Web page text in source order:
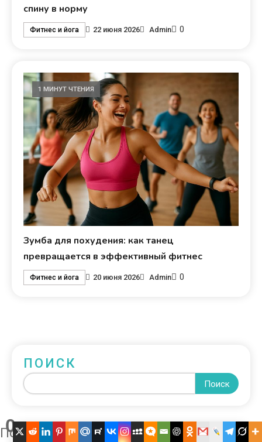
0
Поделились
спину в норму
Фитнес и йога 22 июня 2026 Admin 0
1 МИНУТ ЧТЕНИЯ
Зумба для похудения: как танец
превращается в эффективный фитнес
Фитнес и йога 20 июня 2026 Admin 0
ПОИСК
Поиск